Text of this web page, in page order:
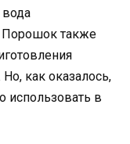
вода
Порошок также
как оказалось,
использовать в